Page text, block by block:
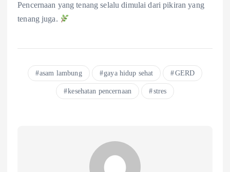
Pencernaan yang tenang selalu dimulai dari pikiran yang
tenang juga.
asam lambung gaya hidup sehat GERD
kesehatan pencernaan stres